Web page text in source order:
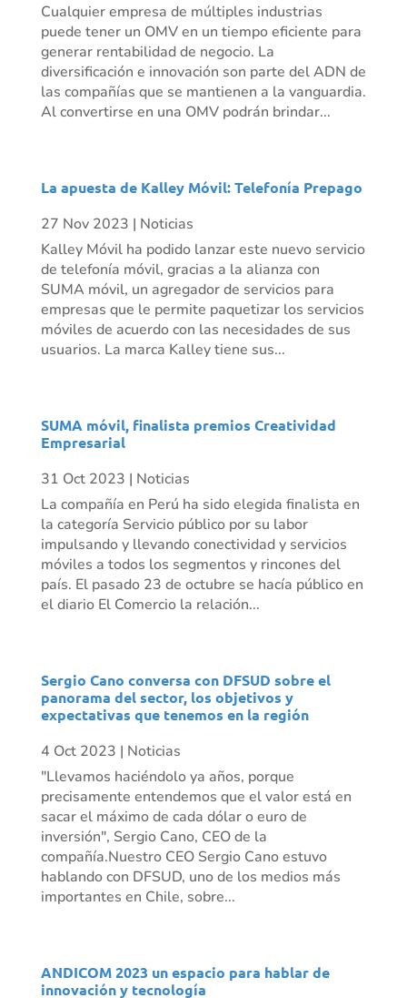
Cualquier empresa de múltiples industrias
puede tener un OMV en un tiempo eficiente para
generar rentabilidad de negocio. La
diversificación e innovación son parte del ADN de
las compañías que se mantienen a la vanguardia.
Al convertirse en una OMV podrán brindar...
La apuesta de Kalley Móvil: Telefonía Prepago
27 Nov 2023 | Noticias
Kalley Móvil ha podido lanzar este nuevo servicio
de telefonía móvil, gracias a la alianza con
SUMA móvil, un agregador de servicios para
empresas que le permite paquetizar los servicios
móviles de acuerdo con las necesidades de sus
usuarios. La marca Kalley tiene sus...
SUMA móvil, finalista premios Creatividad
Empresarial
31 Oct 2023 | Noticias
La compañía en Perú ha sido elegida finalista en
la categoría Servicio público por su labor
impulsando y llevando conectividad y servicios
móviles a todos los segmentos y rincones del
país. El pasado 23 de octubre se hacía público en
el diario El Comercio la relación...
Sergio Cano conversa con DFSUD sobre el
panorama del sector, los objetivos y
expectativas que tenemos en la región
4 Oct 2023 | Noticias
"Llevamos haciéndolo ya años, porque
precisamente entendemos que el valor está en
sacar el máximo de cada dólar o euro de
inversión", Sergio Cano, CEO de la
compañía.Nuestro CEO Sergio Cano estuvo
hablando con DFSUD, uno de los medios más
importantes en Chile, sobre...
ANDICOM 2023 un espacio para hablar de
innovación y tecnología